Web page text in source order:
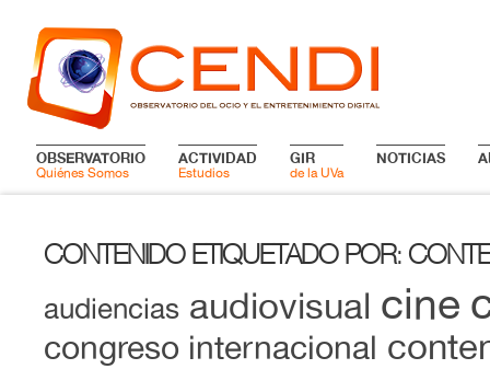
OBSERVATORIO
Quiénes Somos
ACTIVIDAD
Estudios
GIR
de la UVa
NOTICIAS
CONTENIDO ETIQUETADO POR:
audiencias audiovisual cine
congreso internacional